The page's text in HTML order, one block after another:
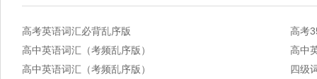
高考英语词汇必背乱序版
高考
高中英语词汇（考频乱序版）
高中
高中英语词汇（考频乱序版）
四级